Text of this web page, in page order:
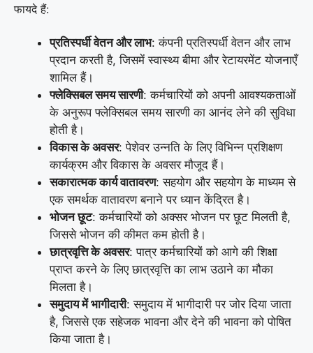
फायदे हैं:
प्रतिस्पर्धी वेतन और लाभ: कंपनी प्रतिस्पर्धी वेतन और लाभ
प्रदान करती है, जिसमें स्वास्थ्य बीमा और रेटायरमेंट योजनाएँ
शामिल हैं।
फ्लेक्सिबल समय सारणी: कर्मचारियों को अपनी आवश्यकताओं
के अनुरूप फ्लेक्सिबल समय सारणी का आनंद लेने की सुविधा
होती है।
विकास के अवसर: पेशेवर उन्नति के लिए विभिन्न प्रशिक्षण
कार्यक्रम और विकास के अवसर मौजूद हैं।
सकारात्मक कार्य वातावरण: सहयोग और सहयोग के माध्यम से
एक समर्थक वातावरण बनाने पर ध्यान केंद्रित है।
भोजन छूट: कर्मचारियों को अक्सर भोजन पर छूट मिलती है,
जिससे भोजन की कीमत कम होती है।
छात्रवृत्ति के अवसर: पात्र कर्मचारियों को आगे की शिक्षा
प्राप्त करने के लिए छात्रवृत्ति का लाभ उठाने का मौका
मिलता है।
समुदाय में भागीदारी: समुदाय में भागीदारी पर जोर दिया जाता
है, जिससे एक सहेजक भावना और देने की भावना को पोषित
किया जाता है।